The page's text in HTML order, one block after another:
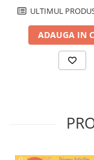
ULTIMUL
ADAUGA IN